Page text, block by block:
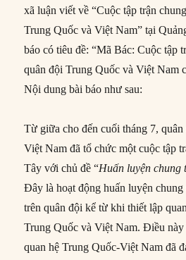
xã luận viết về “Cuộc tập trận
Trung Quốc và Việt Nam” tại
báo có tiêu đề: “Mã Bác: Cuộc tập
quân đội Trung Quốc và Việt Nam
Nội dung bài báo như sau:
Từ giữa cho đến cuối tháng 7,
Việt Nam đã tổ chức một cuộc tập
Tây với chủ đề “Huấn luyện
Đây là hoạt động huấn luyện chung
trên quân đội kể từ khi thiết lập
Trung Quốc và Việt Nam. Điều này
quan hệ Trung Quốc-Việt Nam đã